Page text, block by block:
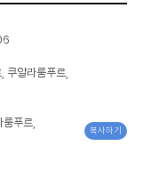
쿠알라룸푸르,
푸르,
복사하기